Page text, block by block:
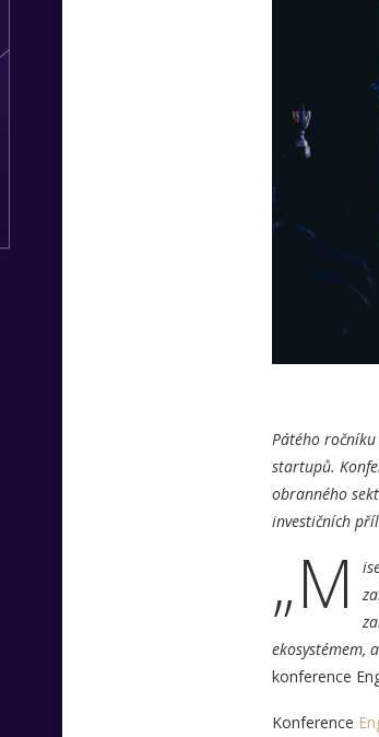
Pátého
startupů.
obranného
investičních
„M
ekosystémem,
konference
Konference